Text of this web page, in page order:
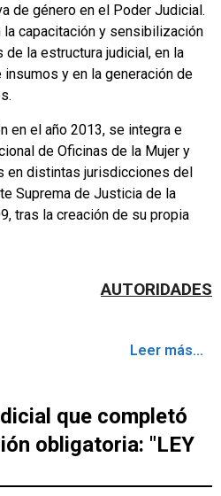
de género en el Poder Judicial.
la capacitación y sensibilización
la estructura judicial, en la
y en la generación de
en el año 2013, se integra e
de Oficinas de la Mujer y
en distintas jurisdicciones del
Suprema de Justicia de la
tras la creación de su propia
AUTORIDADES
Leer más...
que completó
obligatoria: "LEY